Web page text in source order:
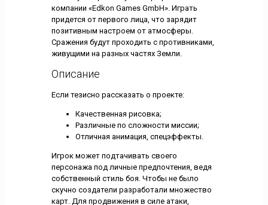
компании «Edkon Games GmbH». Играть
придется от первого лица, что зарядит
позитивным настроем от атмосферы.
Сражения будут проходить с противниками,
живущими на разных частях Земли.
Описание
Если тезисно рассказать о проекте:
Качественная рисовка;
Различные по сложности миссии;
Отличная анимация, спецэффекты.
Игрок может подтачивать своего
персонажа под личные предпочтения, ведя
собственный стиль боя. Чтобы не было
скучно создатели разработали множество
карт. Для продвижения в силе атаки,